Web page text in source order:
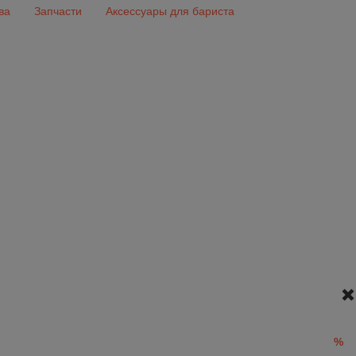
Запчасти Аксессуары для бариста
%